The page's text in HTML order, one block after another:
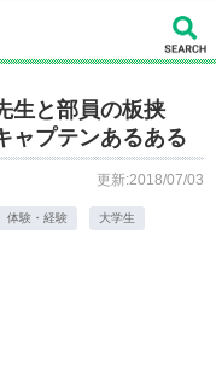
生と部員の板挟
ャプテンあるある
更新:2018/07/03
体験・経験 大学生